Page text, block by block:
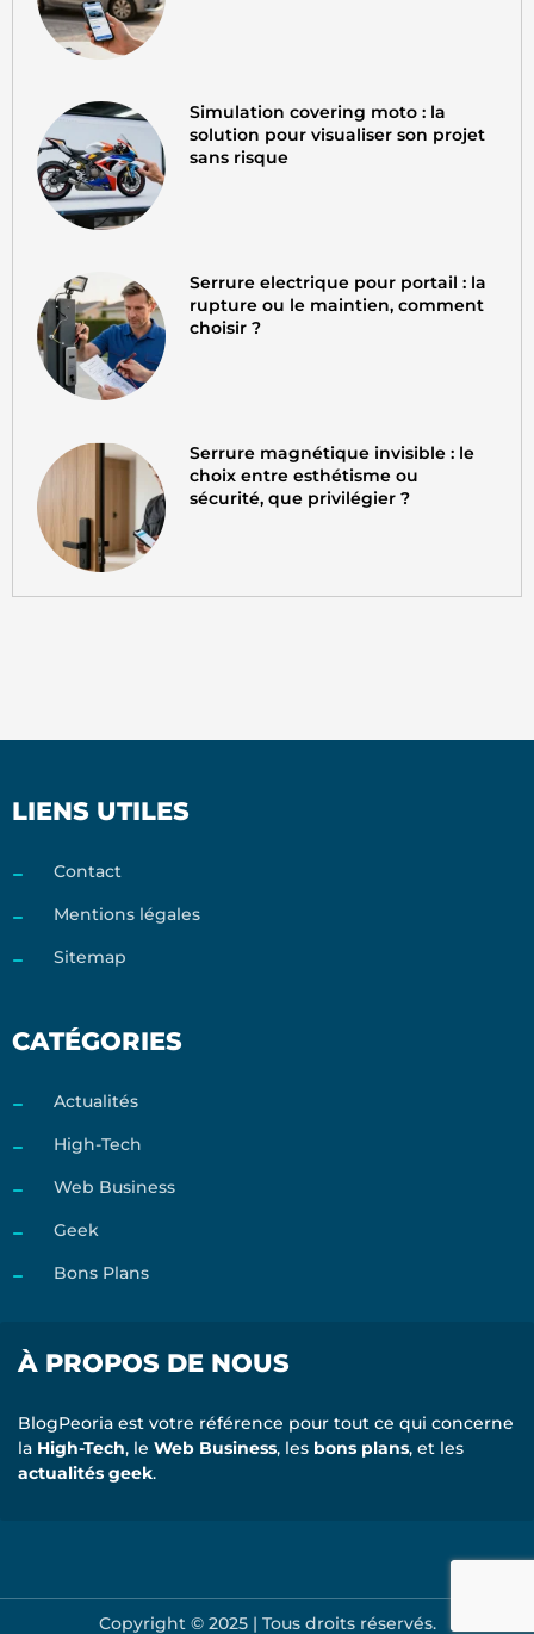
Simulation covering moto : la
solution pour visualiser son projet
sans risque
Serrure electrique pour portail : la
rupture ou le maintien, comment
choisir ?
Serrure magnétique invisible : le
choix entre esthétisme ou
sécurité, que privilégier ?
LIENS UTILES
Contact
Mentions légales
Sitemap
CATÉGORIES
Actualités
High-Tech
Web Business
Geek
Bons Plans
À PROPOS DE NOUS
BlogPeoria est votre référence pour tout ce qui concerne
la High-Tech, le Web Business, les bons plans, et les
actualités geek.
Copyright © 2025 | Tous droits réservés.